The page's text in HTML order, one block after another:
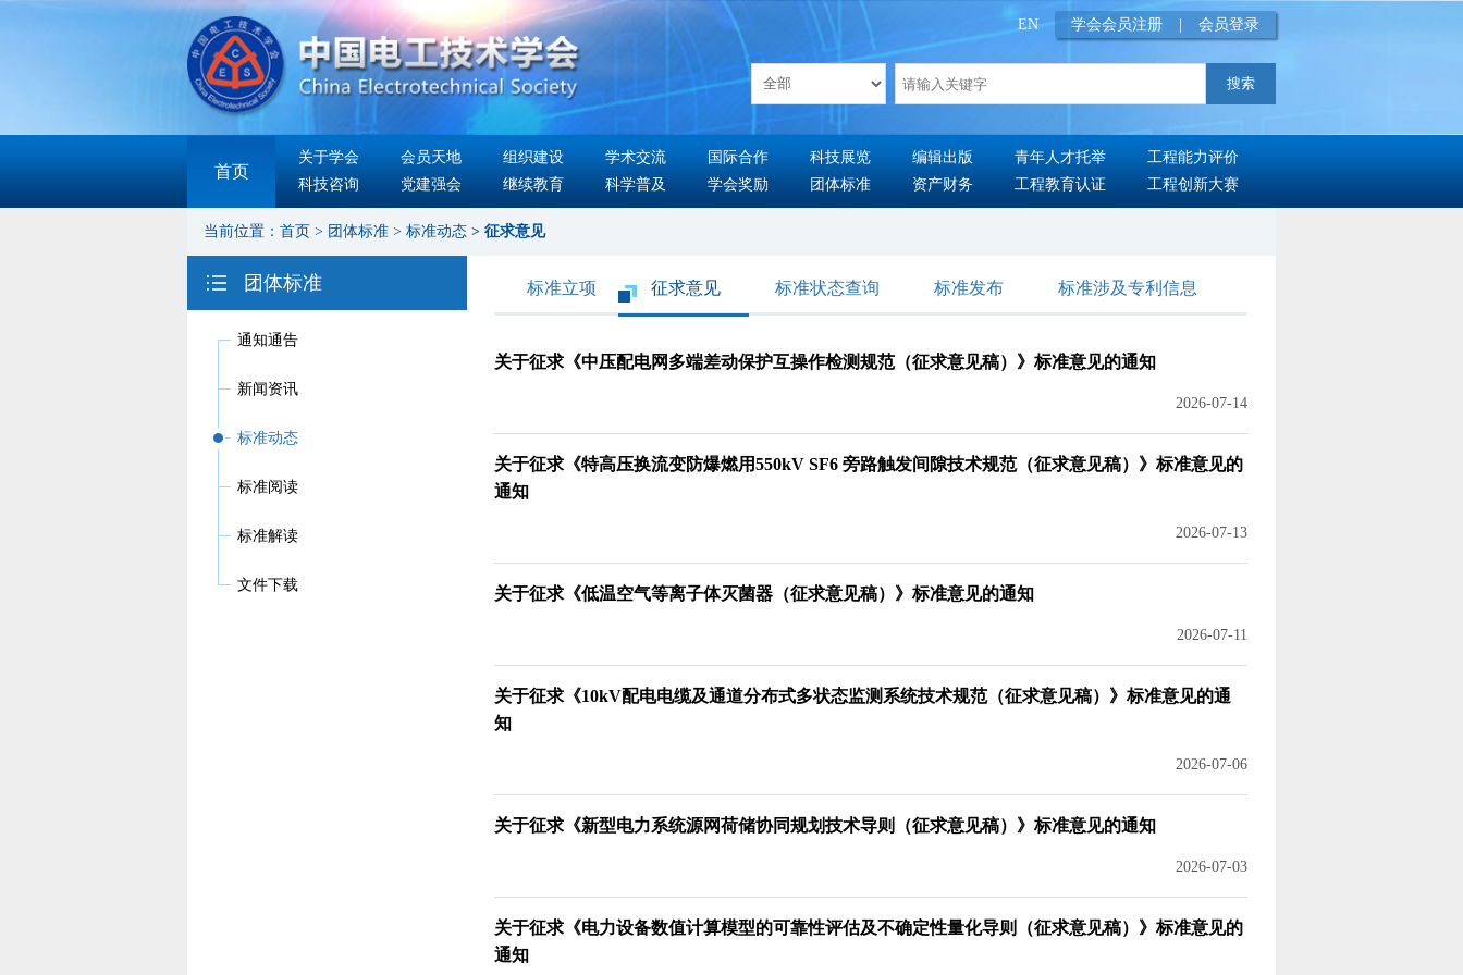
学会会员注册 会员登录
EN
首页
关于学会 会员天地 组织建设 学术交流 国际合作 科技展览 编辑出版 青年人才托举
工程能力评价
科技咨询
党建强会 继续教育 科学普及 学会奖励 团体标准 资产财务 工程教育认证 工程创新大赛
当前位置： 首页 > 团体标准 > 标准动态 > 征求意见
团体标准
通知通告
新闻资讯
标准动态
标准阅读
标准解读
文件下载
标准立项 征求意见 标准状态查询 标准发布 标准涉及专利信息
关于征求《中压配电网多端差动保护互操作检测规范（征求意见稿）》标准意见的通知
2026-07-14
关于征求《特高压换流变防爆燃用550kV SF6 旁路触发间隙技术规范（征求意见稿）》标准意见的
通知
2026-07-13
关于征求《低温空气等离子体灭菌器（征求意见稿）》标准意见的通知
2026-07-11
关于征求《10kV配电电缆及通道分布式多状态监测系统技术规范（征求意见稿）》 标准意见的通
知
2026-07-06
关于征求《新型电力系统源网荷储协同规划技术导则（征求意见稿）》标准意见的通知
2026-07-03
关于征求《电力设备数值计算模型的可靠性评估及不确定性量化导则（征求意见稿）》 标准意见的
通知